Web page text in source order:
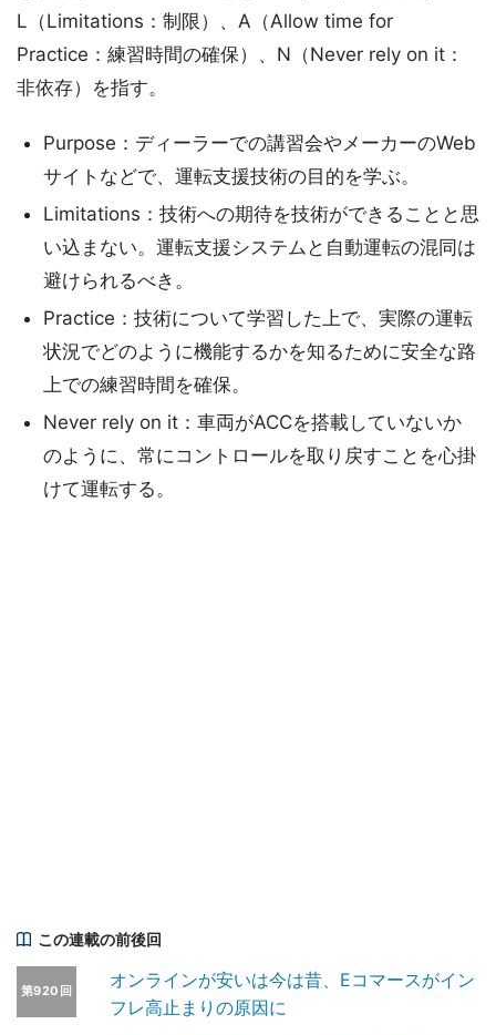
L（Limitations：制限）、A（Allow time for
Practice：練習時間の確保）、N（Never rely on it：
非依存）を指す。
Purpose：ディーラーでの講習会やメーカーのWeb
サイトなどで、運転支援技術の目的を学ぶ。
Limitations：技術への期待を技術ができることと思
い込まない。運転支援システムと自動運転の混同は
避けられるべき。
Practice：技術について学習した上で、実際の運転
状況でどのように機能するかを知るために安全な路
上での練習時間を確保。
Never rely on it：車両がACCを搭載していないか
のように、常にコントロールを取り戻すことを心掛
けて運転する。
この連載の前後回
第920回
オンラインが安いは今は昔、Eコマースがイン
フレ高止まりの原因に